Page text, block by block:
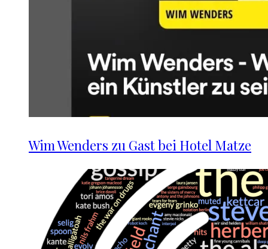
Wim Wenders zu Gast bei Hotel Matze